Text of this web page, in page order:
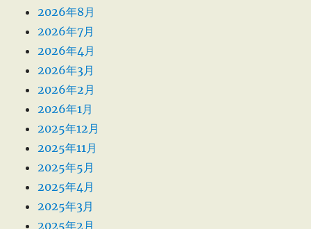
2026年8月
2026年7月
2026年4月
2026年3月
2026年2月
2026年1月
2025年12月
2025年11月
2025年5月
2025年4月
2025年3月
2025年2月